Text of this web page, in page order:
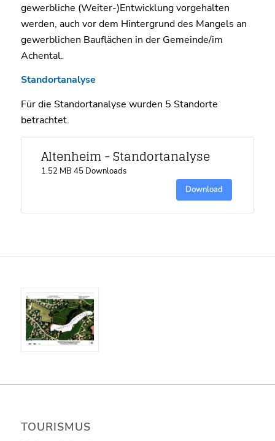
gewerbliche (Weiter-)Entwicklung vorgehalten
werden, auch vor dem Hintergrund des Mangels an
gewerblichen Bauflächen in der Gemeinde/im
Achental.
Standortanalyse
Für die Standortanalyse wurden 5 Standorte
betrachtet.
Altenheim - Standortanalyse
1.52 MB 45 Downloads
Download
TOURISMUS